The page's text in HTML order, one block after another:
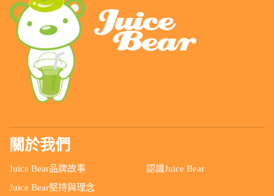
關於我們
Juice Bear品牌故事
認識Juice Bear
Juice Bear堅持與理念